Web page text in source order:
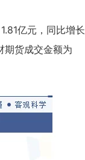
亿元，同比增长
期货成交金额为